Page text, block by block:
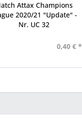
Attax Champions
2020/21 "Update" -
Nr. UC 32
0,40 € *